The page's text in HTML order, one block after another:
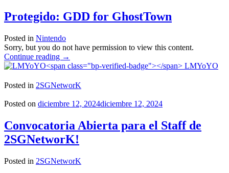
Protegido: GDD for GhostTown
Posted in Nintendo
Sorry, but you do not have permission to view this content.
Continue reading "Protegido:
GDD
GhostTown"
→
LMYoYO
Posted in 2SGNetworK
Posted on diciembre 12, 2024diciembre 12, 2024
Convocatoria Abierta para el Staff de
2SGNetworK!
Posted in 2SGNetworK